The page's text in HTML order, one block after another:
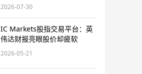
2026-07-30
IC Markets股指交易平台：英
伟达财报亮眼股价却疲软
2026-05-21